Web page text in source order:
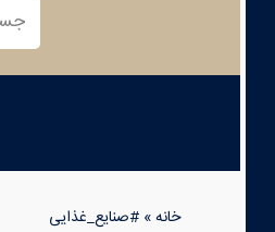
خانه» #صنایع_غذایی